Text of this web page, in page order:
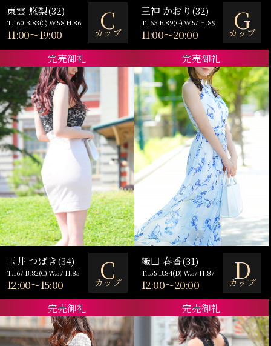
東雲 悠梨(32)
T.160 B.83(C) W.58 H.86
11:00～19:00 C
カップ
完売御礼
三神 かおり(32)
T.163 B.89(G) W.57 H.89
11:00～20:00 G
カップ
完売御礼
玉井 つばき(34)
T.167 B.82(C) W.57 H.85
12:00～15:00 C
カップ
完売御礼
織田 春香(31)
T.155 B.84(D) W.57 H.87
12:00～20:00 D
カップ
完売御礼